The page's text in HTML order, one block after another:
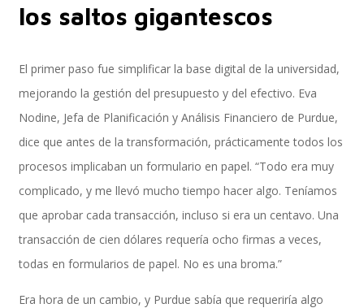
Optimización de Ambientes de Sistema
Servicios de Desarrollo Ágil de Aplicaciones
Otros Servicios
Inteligencia de Negocios
los saltos gigantescos
El primer paso fue simplificar la base digital de la universidad,
mejorando la gestión del presupuesto y del efectivo. Eva
Nodine, Jefa de Planificación y Análisis Financiero de Purdue,
dice que antes de la transformación, prácticamente todos los
procesos implicaban un formulario en papel. “Todo era muy
complicado, y me llevó mucho tiempo hacer algo. Teníamos
que aprobar cada transacción, incluso si era un centavo. Una
transacción de cien dólares requería ocho firmas a veces,
todas en formularios de papel. No es una broma.”
Era hora de un cambio, y Purdue sabía que requeriría algo